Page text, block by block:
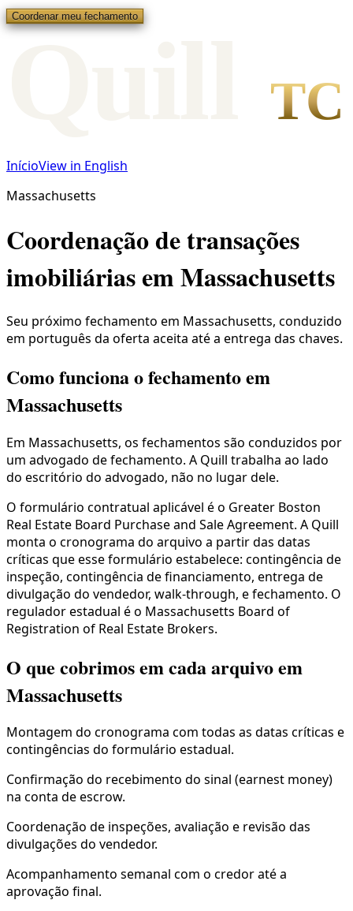
Coordenar meu fechamento
TC
InícioView in English
Massachusetts
Coordenação de transações
imobiliárias em Massachusetts
Seu próximo fechamento em Massachusetts, conduzido
em português da oferta aceita até a entrega das chaves.
Como funciona o fechamento em
Massachusetts
Em Massachusetts, os fechamentos são conduzidos por
um advogado de fechamento. A Quill trabalha ao lado
do escritório do advogado, não no lugar dele.
O formulário contratual aplicável é o Greater Boston
Real Estate Board Purchase and Sale Agreement. A Quill
monta o cronograma do arquivo a partir das datas
críticas que esse formulário estabelece: contingência de
inspeção, contingência de financiamento, entrega de
divulgação do vendedor, walk-through, e fechamento. O
regulador estadual é o Massachusetts Board of
Registration of Real Estate Brokers.
O que cobrimos em cada arquivo em
Massachusetts
Montagem do cronograma com todas as datas críticas e
contingências do formulário estadual.
Confirmação do recebimento do sinal (earnest money)
na conta de escrow.
Coordenação de inspeções, avaliação e revisão das
divulgações do vendedor.
Acompanhamento semanal com o credor até a
aprovação final.